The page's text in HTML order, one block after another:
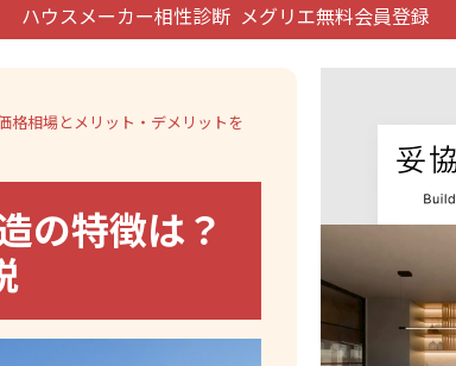
ハウスメーカー相性診断 メグリエ無料会員登録
格相場とメリット・デメリットを
の特徴は？